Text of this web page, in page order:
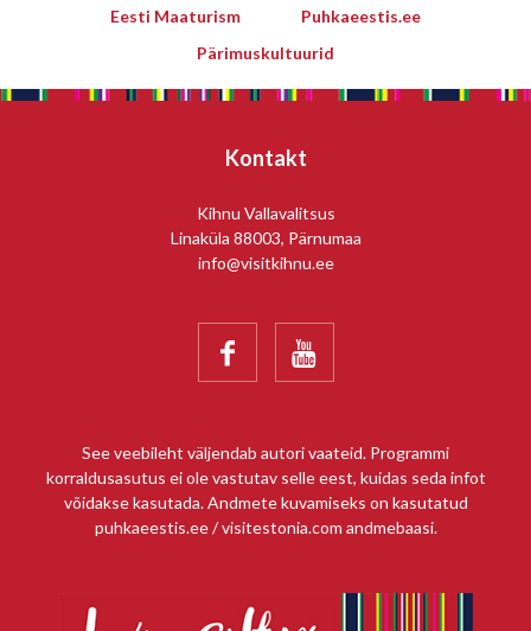
Eesti Maaturism
Puhkaeestis.ee
Pärimuskultuurid
Kontakt
Kihnu Vallavalitsus
Linaküla 88003, Pärnumaa
info@visitkihnu.ee
 
See veebileht väljendab autori vaateid. Programmi
korraldusasutus ei ole vastutav selle eest, kuidas seda infot
võidakse kasutada. Andmete kuvamiseks on kasutatud
puhkaeestis.ee / visitestonia.com andmebaasi.